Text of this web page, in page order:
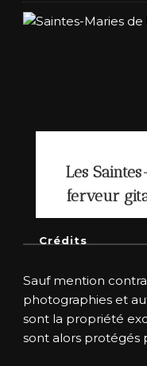
Les
ferveur
Crédits
Sauf mention
photographies et
sont la propriété
sont alors protégés